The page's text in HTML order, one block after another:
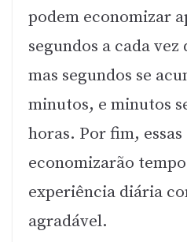
podem economizar
segundos a cada vez
mas segundos se
minutos, e minutos
horas. Por fim,
economizarão
experiência diária
agradável.